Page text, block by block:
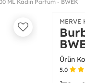
ML Kadın Parfüm - BWEK
MERVE
Ürün
5.0